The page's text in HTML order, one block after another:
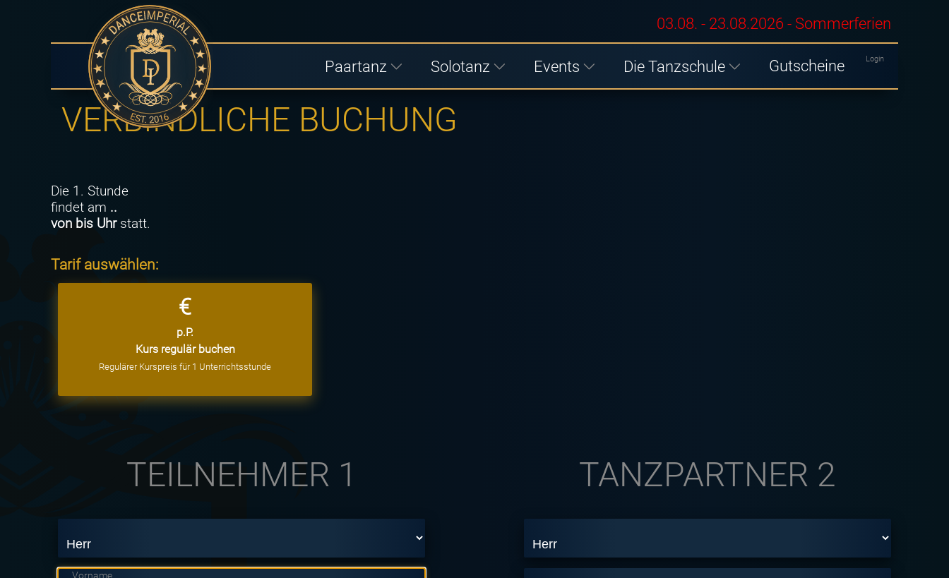
Paartanz Solotanz Events Die Tanzschule Gutscheine Login
03.08. - 23.08.2026 - Sommerferien
VERBINDLICHE BUCHUNG
Die 1. Stunde
findet am ..
von bis Uhrstatt.
Tarif auswählen:
€
p.P.
Kurs regulär buchen
Regulärer Kurspreis für 1 Unterrichtsstunde
TEILNEHMER 1
Vorname
TANZPARTNER 2